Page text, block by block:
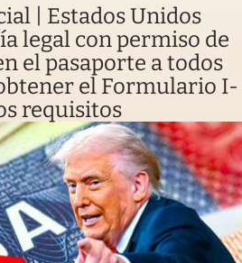
| Estados Unidos
legal con permiso de
el pasaporte a todos
el Formulario I-
requisitos